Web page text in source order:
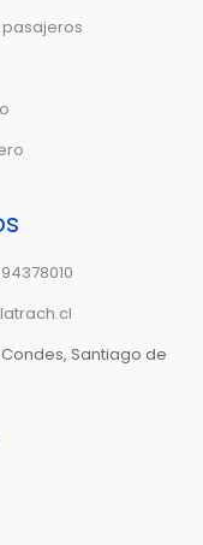
Santiago de